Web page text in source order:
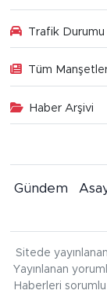
Trafik Durumu
Tüm
Haber Arşivi
Gündem
Sitede
Yayınlanan
Haberleri